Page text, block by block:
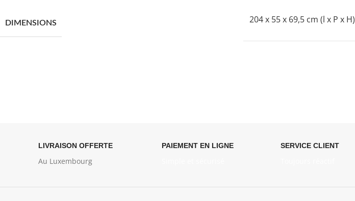
DIMENSIONS 204 x 55 x 69,5 cm (l x P x H)
LIVRAISON OFFERTE
Au Luxembourg
PAIEMENT EN LIGNE SERVICE CLIENT